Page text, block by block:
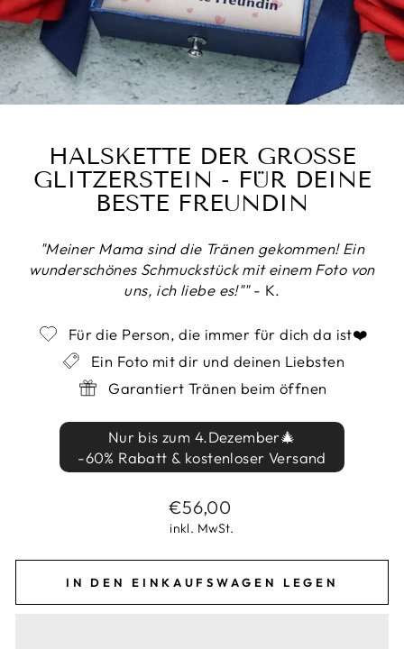
HALSKETTE DER GROSSE G
LITZERSTEIN - FÜR DEINE B
ESTE FREUNDIN
"Meiner Mama sind die Tränen gekommen! Ein
wunderschönes Schmuckstück mit einem Foto von
uns, ich liebe es!""- K.
Für die Person, die immer für dich da ist❤️
Ein Foto mit dir und deinen Liebsten
Garantiert Tränen beim öffnen
Nur bis zum 4.Dezember🎄
-60% Rabatt & kostenloser Versand
Normaler
Preis
Sonderpreis
€56,00
inkl. MwSt.
IN DEN EINKAUFSWAGEN LEGEN